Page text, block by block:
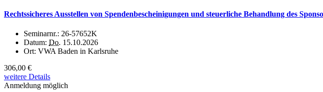
Rechtssicheres Ausstellen von Spendenbescheinigungen und steuerliche Behandlung des
Seminarnr.: 26-57652K
Datum: Do. 15.10.2026
Ort: VWA Baden in Karlsruhe
306,00 €
weitere Details
Anmeldung möglich